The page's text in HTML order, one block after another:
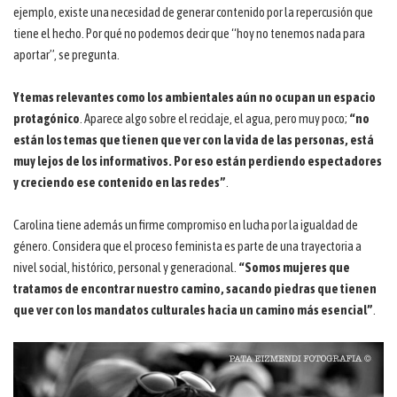
ejemplo, existe una necesidad de generar contenido por la repercusión que
tiene el hecho. Por qué no podemos decir que “hoy no tenemos nada para
aportar”, se pregunta.
Y temas relevantes como los ambientales aún no ocupan un espacio
protagónico . Aparece algo sobre el reciclaje, el agua, pero muy poco; “no
están los temas que tienen que ver con la vida de las personas, está
muy lejos de los informativos. Por eso están perdiendo espectadores
y creciendo ese contenido en las redes”
Carolina tiene además un firme compromiso en lucha por la igualdad de
género. Considera que el proceso feminista es parte de una trayectoria a
nivel social, histórico, personal y generacional. “Somos mujeres que
tratamos de encontrar nuestro camino, sacando piedras que tienen
que ver con los mandatos culturales hacia un camino más esencial”